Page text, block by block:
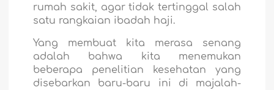
rumah sakit, agar tidak tertinggal salah
satu rangkaian ibadah haji.
Yang membuat kita merasa senang
adalah bahwa kita menemukan
beberapa penelitian kesehatan yang
disebarkan baru-baru ini di majalah-